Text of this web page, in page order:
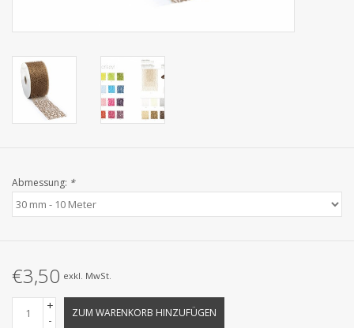
Abmessung: *
€3,50 exkl. MwSt.
+
-
ZUM WARENKORB HINZUFÜGEN